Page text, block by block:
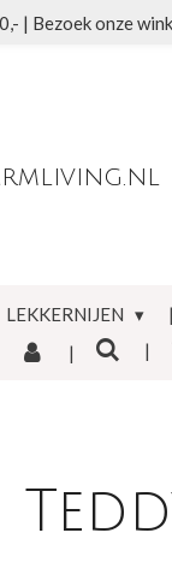
| Bezoek onze
LEKKERNIJEN